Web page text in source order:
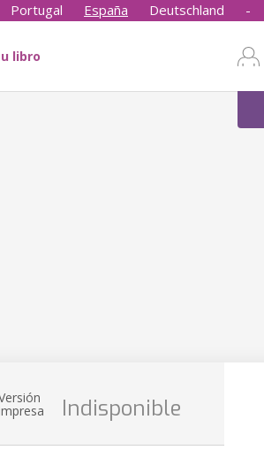
Portugal España Deutschland -
libro
Indisponible